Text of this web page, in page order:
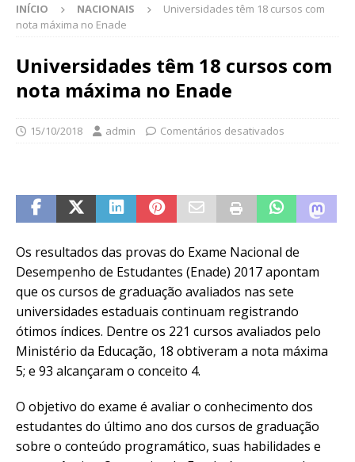
INÍCIO NACIONAIS
Universidades têm 18 cursos com
nota máxima no Enade
Universidades têm 18 cursos com
nota máxima no Enade
15/10/2018 admin Comentários desativados
Os resultados das provas do Exame Nacional de
Desempenho de Estudantes (Enade) 2017 apontam
que os cursos de graduação avaliados nas sete
universidades estaduais continuam registrando
ótimos índices. Dentre os 221 cursos avaliados pelo
Ministério da Educação, 18 obtiveram a nota máxima
5; e 93 alcançaram o conceito 4.
O objetivo do exame é avaliar o conhecimento dos
estudantes do último ano dos cursos de graduação
sobre o conteúdo programático, suas habilidades e